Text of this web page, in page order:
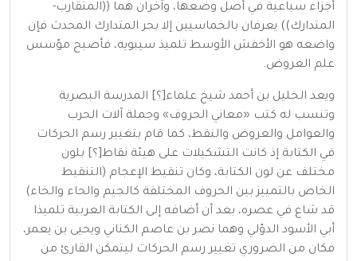
أجزاء سباعية في أصل وضعها، وآخران هما ((المتقارب-
المتدارك)) يعرفان بالخماسيين إلا بحر المتدارك المحدث فإن
واضعه هو الأخفش الأوسط تلميذ سيبويه، فأصبح مؤسس
علم العروض.
ويعد الخليل بن أحمد شيخ علماء[؟] المدرسة البصرية
وتنسب له كتب «معاني الحروف» وجملة آلات الحرب
والعوامل والعروض والنقط، كما قام بتغيير رسم الحركات
في الكتابة إذ كانت التشكيلات على هيئة نقاط[؟] بلون
مختلف عن لون الكتابة، وكان تنقيط الإعجام (التنقيط
الخاص بالتمييز بين الحروف المختلفة كالجيم والحاء والخاء)
قد شاع في عصره، بعد أن أضافه إلى الكتابة العربية تلميذا
أبي الأسود الدؤلي وهما نصر بن عاصم الكناني ويحيى بن يعمر،
فكان من الضروري تغيير رسم الحركات ليتمكن القارئ من